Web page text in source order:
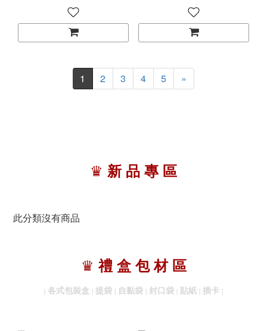
1 2 3 4 5 »
♛ 新 品 專 區
此分類沒有商品
♛禮 盒 包 材 區
各式包裝盒 提袋 自黏袋 封口袋 貼紙 插卡